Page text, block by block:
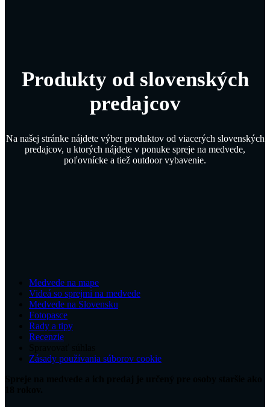
Produkty od slovenských
predajcov
Na našej stránke nájdete výber produktov od viacerých slovenských
predajcov, u ktorých nájdete v ponuke spreje na medvede,
poľovnícke a tiež outdoor vybavenie.
Medvede na mape
Videá so sprejmi na medvede
Medvede na Slovensku
Fotopasce
Rady a tipy
Recenzie
Zásady používania súborov cookie